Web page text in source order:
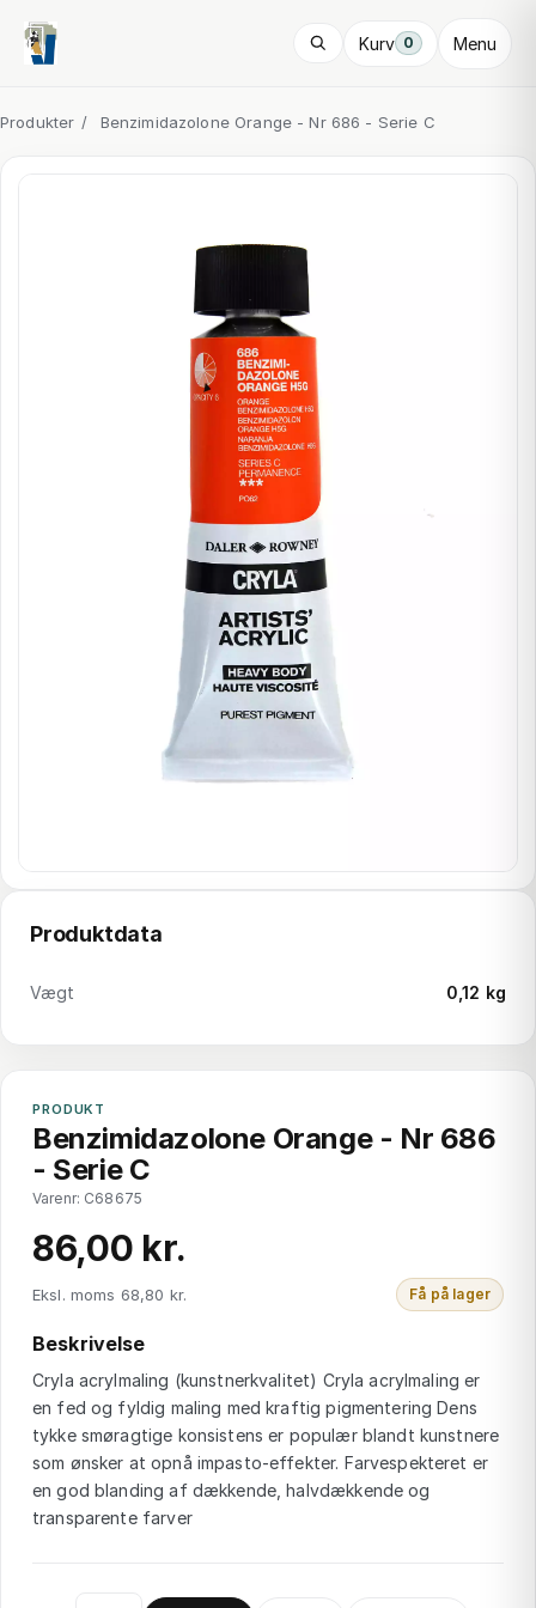
Kurv 0 Menu
Produkter / Benzimidazolone Orange - Nr 686 - Serie C
Produktdata
Vægt 0,12 kg
PRODUKT
Benzimidazolone Orange - Nr 686
- Serie C
Varenr: C68675
86,00 kr.
Eksl. moms 68,80 kr. Få på lager
Beskrivelse
Cryla acrylmaling (kunstnerkvalitet) Cryla acrylmaling er
en fed og fyldig maling med kraftig pigmentering Dens
tykke smøragtige konsistens er populær blandt kunstnere
som ønsker at opnå impasto-effekter. Farvespekteret er
en god blanding af dækkende, halvdækkende og
transparente farver